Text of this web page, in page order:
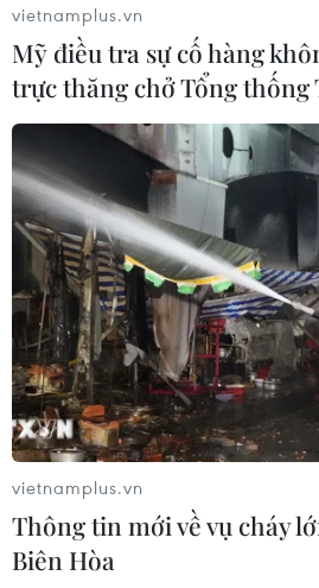
Thanh tra việc thực hiện
khám chữa bệnh theo
06/02/2017 10:31
Năm 2017, Thanh tra Bộ Y tế sẽ
thực hiện quy định về giá, khám
cầu; công tác đấu thầu trang
viện.
vietnamplus.vn
Mỹ điều tra sự cố hàng
trực thăng chở Tổng thống
vietnamplus.vn
Thông tin mới về vụ cháy
Biên Hòa